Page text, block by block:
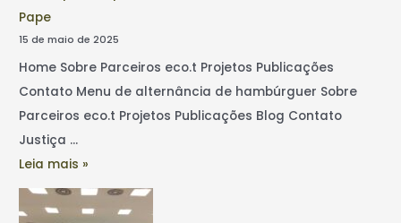
Pape
15 de maio de 2025
Home Sobre Parceiros eco.t Projetos Publicações
Contato Menu de alternância de hambúrguer Sobre
Parceiros eco.t Projetos Publicações Blog Contato
Justiça …
Leia mais »